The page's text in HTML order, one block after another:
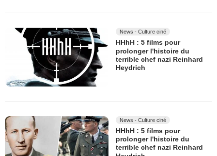
News - Culture ciné
HHhH : 5 films pour
prolonger l'histoire du
terrible chef nazi Reinhard
Heydrich
News - Culture ciné
HHhH : 5 films pour
prolonger l'histoire du
terrible chef nazi Reinhard